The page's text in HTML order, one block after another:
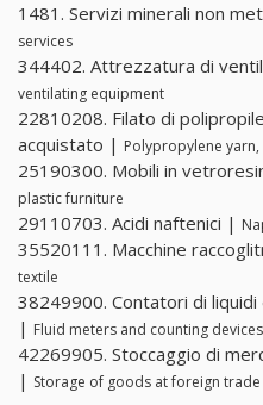
1481. Servizi minerali non
services
344402. Attrezzatura di
ventilating equipment
22810208. Filato di
acquistato | Polypropylene
25190300. Mobili in
plastic furniture
29110703. Acidi naftenici |
35520111. Macchine
textile
38249900. Contatori di
| Fluid meters and counting
42269905. Stoccaggio di
| Storage of goods at foreign